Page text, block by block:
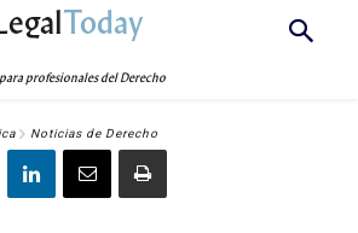
Today
profesionales del Derecho
Noticias de Derecho